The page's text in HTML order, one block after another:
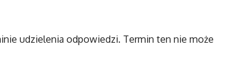
udzielenia odpowiedzi. Termin ten nie może